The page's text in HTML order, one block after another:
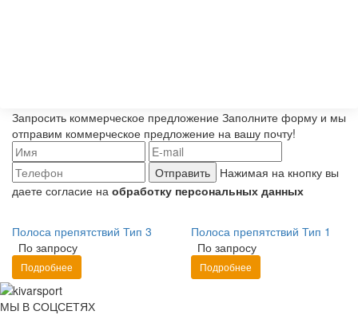
Запросить коммерческое предложение Заполните форму и мы
отправим коммерческое предложение на вашу почту!
Отправить
Нажимая на кнопку вы
даете согласие на обработку персональных данных
Полоса препятствий Тип 3
По запросу
Подробнее
Полоса препятствий Тип 1
По запросу
Подробнее
МЫ В СОЦСЕТЯХ